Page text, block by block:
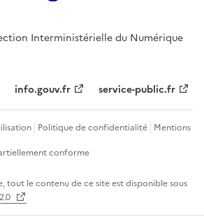
Interministérielle du Numérique
info.gouv.fr service-public.fr
Politique de confidentialité Mentions
conforme
tout le contenu de ce site est disponible sous